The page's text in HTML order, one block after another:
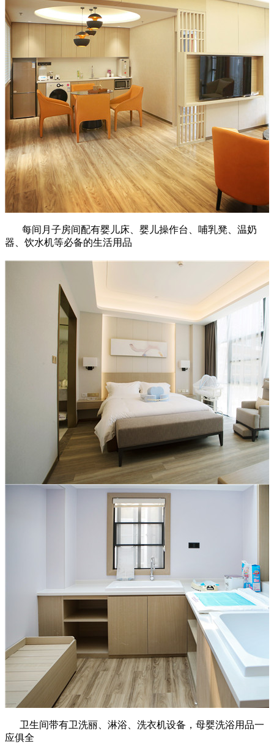
每间月子房间配有婴儿床、婴儿操作台、哺乳凳、温奶
器、饮水机等必备的生活用品
卫生间带有卫洗丽、淋浴、洗衣机设备，母婴洗浴用品一
应俱全